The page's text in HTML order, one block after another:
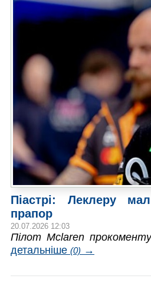
Піастрі: Леклеру
прапор
20.07.2026 12:03
Пілот Mclaren
детальніше (0) →